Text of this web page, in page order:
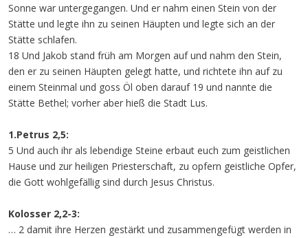
Sonne war untergegangen. Und er nahm einen Stein von der
Stätte und legte ihn zu seinen Häupten und legte sich an der
Stätte schlafen.
18 Und Jakob stand früh am Morgen auf und nahm den Stein,
den er zu seinen Häupten gelegt hatte, und richtete ihn auf zu
einem Steinmal und goss Öl oben darauf 19 und nannte die
Stätte Bethel; vorher aber hieß die Stadt Lus.
1.Petrus 2,5:
5 Und auch ihr als lebendige Steine erbaut euch zum geistlichen
Hause und zur heiligen Priesterschaft, zu opfern geistliche Opfer,
die Gott wohlgefällig sind durch Jesus Christus.
Kolosser 2,2-3:
… 2 damit ihre Herzen gestärkt und zusammengefügt werden in